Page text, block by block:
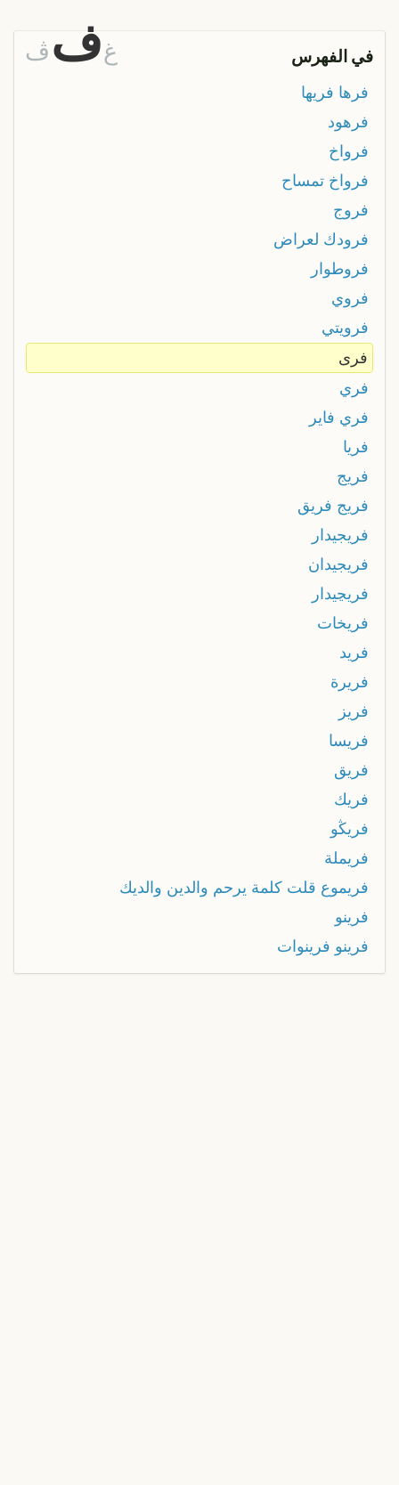
في الفهرس غفڤ
فرها فريها
فرهود
فرواخ
فرواخ تمساح
فروج
فرودك لعراض
فروطوار
فروي
فرويتي
فرى
فري
فري فاير
فريا
فريج
فريج فريق
فريجيدار
فريجيدان
فريڃيدار
فريخات
فريد
فريرة
فريز
فريسا
فريق
فريك
فريڭو
فريملة
فريموع قلت كلمة يرحم والدين والديك
فرينو
فرينو فرينوات